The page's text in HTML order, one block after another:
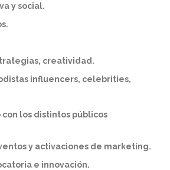
y social.
creatividad.
influencers, celebrities,
los distintos públicos
y activaciones de marketing.
e innovación.